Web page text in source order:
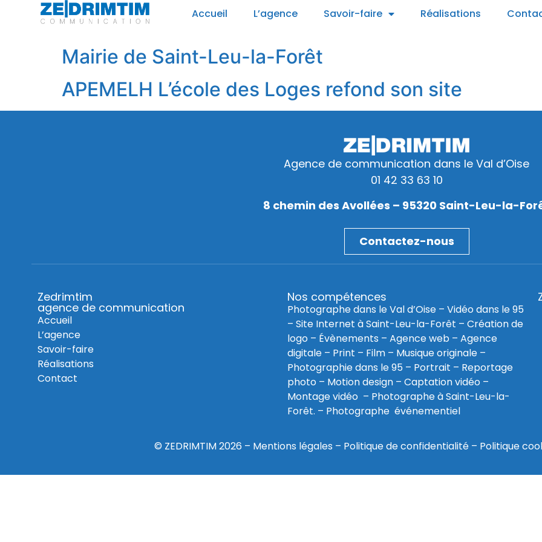
Accueil L’agence Savoir-faire Réalisations
Mairie de Saint-Leu-la-Forêt
APEMELH L’école des Loges refond son site
Agence de communication dans le Val d’Oise
01 42 33 63 10
8 chemin des Avollées – 95320 Saint-Leu-la-
Contactez-nous
Zedrimtim
agence de communication
Accueil
L’agence
Savoir-faire
Réalisations
Contact
Nos compétences
Photographe dans le Val d’Oise –Vidéo dans le 95
–Site Internet à Saint-Leu-la-Forêt –Création de
logo – Évènements –Agence web –Agence
digitale – Print – Film – Musique originale –
Photographie dans le 95 – Portrait – Reportage
photo – Motion design – Captation vidéo –
Montage vidéo – Photographe à Saint-Leu-la-
Forêt. – Photographe événementiel
© ZEDRIMTIM 2026 – Mentions légales – Politique de confidentialité– Politique
Panneau de gestion des cookies